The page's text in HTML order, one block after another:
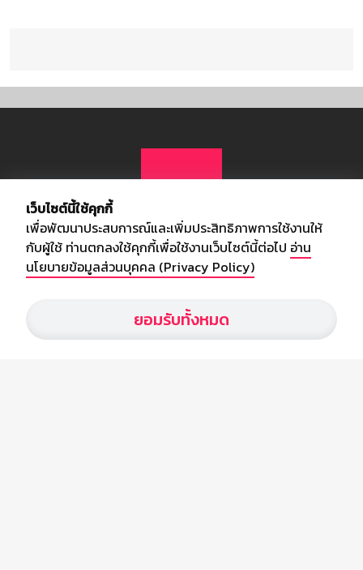
เกี่ยวกับเรา
อัพเดทข่าวสารวงการกีฬา ฟุตบอล ผลบอล ผลฟุตบอลทั่วโลก ฟรีเมียร์
ลีก ไทยลีก ฟุตบอลโลก ยูฟ่าแซมเปี้ยนส์ลีก พร้อมทั้งวิเคราะห์บอล จาก
เว็บไซต์นี้ใช้คุกกี้
เพื่อพัฒนาประสบการณ์และเพิ่มประสิทธิภาพการใช้งานให้
กับผู้ใช้ ท่านตกลงใช้คุกกี้เพื่อใช้งานเว็บไซต์นี้ต่อไป อ่าน
นโยบายข้อมูลส่วนบุคคล (Privacy Policy)
ยอมรับทั้งหมด